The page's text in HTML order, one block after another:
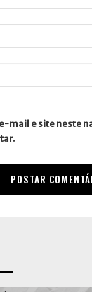
mail e site neste